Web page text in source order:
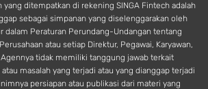
yang ditempatkan di rekening SINGA Fintech adalah
sebagai simpanan yang diselenggarakan oleh
dalam Peraturan Perundang-Undangan tentang
atau setiap Direktur, Pegawai, Karyawan,
tidak memiliki tanggung jawab terkait
masalah yang terjadi atau yang dianggap terjadi
persiapan atau publikasi dari materi yang